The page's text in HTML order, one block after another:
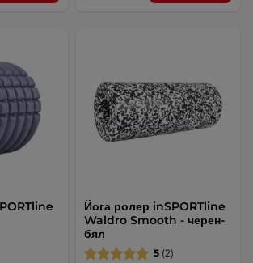
Йога ролер inSPORTline
Waldro Smooth - черен-
бял
5 (2)